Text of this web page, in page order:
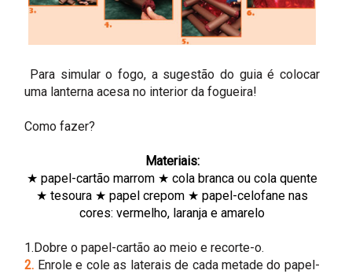
Para simular o fogo, a sugestão do guia é colocar
uma lanterna acesa no interior da fogueira!
Como fazer?
Materiais:
★ papel-cartão marrom ★ cola branca ou cola quente
★ tesoura ★ papel crepom ★ papel-celofane nas
cores: vermelho, laranja e amarelo
1.Dobre o papel-cartão ao meio e recorte-o.
2. Enrole e cole as laterais de cada metade do papel-